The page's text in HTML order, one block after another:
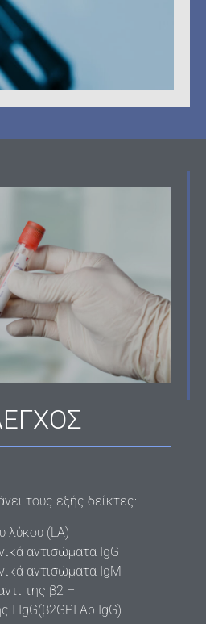
τους εξής δείκτες:
λύκου (LA)
αντισώματα IgG
αντισώματα IgM
της β2 –
Ι IgG(β2GPΙ Ab IgG)